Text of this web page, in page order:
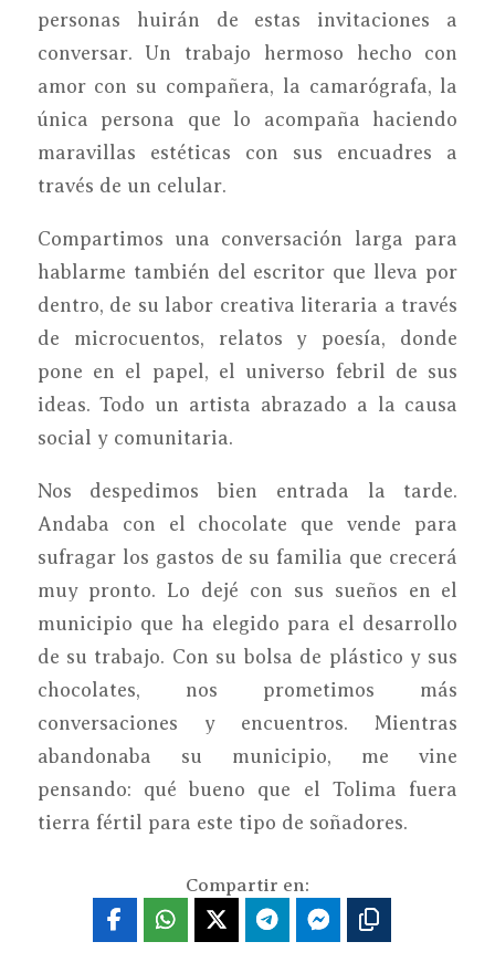
personas huirán de estas invitaciones a
conversar. Un trabajo hermoso hecho con
amor con su compañera, la camarógrafa, la
única persona que lo acompaña haciendo
maravillas estéticas con sus encuadres a
través de un celular.
Compartimos una conversación larga para
hablarme también del escritor que lleva por
dentro, de su labor creativa literaria a través
de microcuentos, relatos y poesía, donde
pone en el papel, el universo febril de sus
ideas. Todo un artista abrazado a la causa
social y comunitaria.
Nos despedimos bien entrada la tarde.
Andaba con el chocolate que vende para
sufragar los gastos de su familia que crecerá
muy pronto. Lo dejé con sus sueños en el
municipio que ha elegido para el desarrollo
de su trabajo. Con su bolsa de plástico y sus
chocolates, nos prometimos más
conversaciones y encuentros. Mientras
abandonaba su municipio, me vine
pensando: qué bueno que el Tolima fuera
tierra fértil para este tipo de soñadores.
Compartir en: